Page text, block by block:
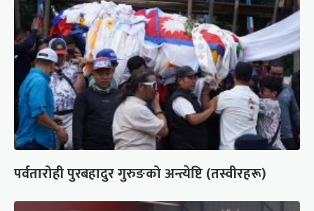
पर्वतारोही पुरबहादुर गुरुङको अन्त्येष्टि (तस्वीरहरू)